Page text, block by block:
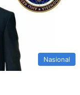
Nasional